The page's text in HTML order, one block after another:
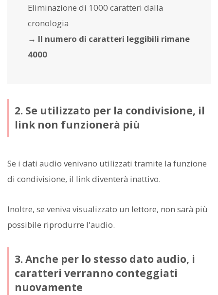
Eliminazione di 1000 caratteri dalla
cronologia
→ Il numero di caratteri leggibili rimane
4000
2. Se utilizzato per la condivisione, il
link non funzionerà più
Se i dati audio venivano utilizzati tramite la funzione
di condivisione, il link diventerà inattivo.
Inoltre, se veniva visualizzato un lettore, non sarà più
possibile riprodurre l'audio.
3. Anche per lo stesso dato audio, i
caratteri verranno conteggiati
nuovamente